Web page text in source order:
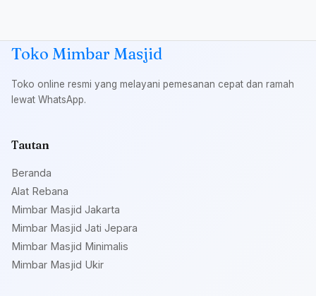
Toko Mimbar Masjid
Toko online resmi yang melayani pemesanan cepat dan ramah
lewat WhatsApp.
Tautan
Beranda
Alat Rebana
Mimbar Masjid Jakarta
Mimbar Masjid Jati Jepara
Mimbar Masjid Minimalis
Mimbar Masjid Ukir